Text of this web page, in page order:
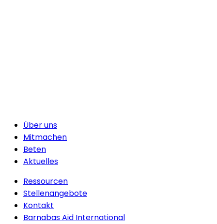
Über uns
Mitmachen
Beten
Aktuelles
Ressourcen
Stellenangebote
Kontakt
Barnabas Aid International